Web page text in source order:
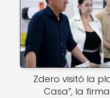
Zdero visitó la
Casa”, la